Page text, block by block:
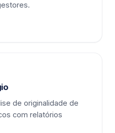
de originalidade de
com relatórios